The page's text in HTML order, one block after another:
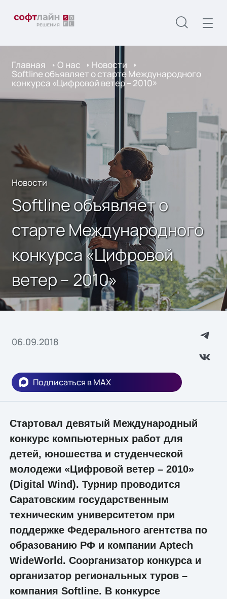
Главная О нас Новости
Softline объявляет о старте Международного
конкурса «Цифровой ветер – 2010»
Новости
Softline объявляет о
старте Международного
конкурса «Цифровой
ветер – 2010»
06.09.2018
Подписаться в MAX
Стартовал девятый Международный
конкурс компьютерных работ для
детей, юношества и студенческой
молодежи «Цифровой ветер – 2010»
(Digital Wind). Турнир проводится
Саратовским государственным
техническим университетом при
поддержке Федерального агентства по
образованию РФ и компании Aptech
WideWorld. Соорганизатор конкурса и
организатор региональных туров –
компания Softline. В конкурсе